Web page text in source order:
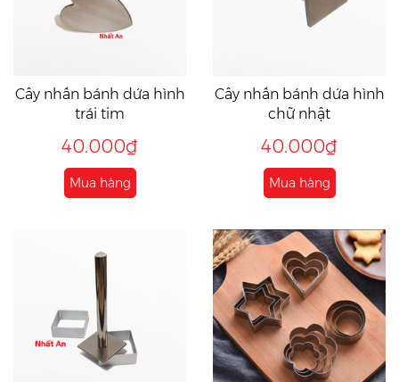
Cây nhấn bánh dứa hình
trái tim
40.000₫
Mua hàng
Cây nhấn bánh dứa hình
chữ nhật
40.000₫
Mua hàng